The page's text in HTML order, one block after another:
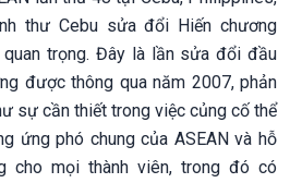
thư Cebu sửa đổi Hiến chương
trọng. Đây là lần sửa đổi đầu
được thông qua năm 2007, phản
sự cần thiết trong việc củng cố thể
ứng phó chung của ASEAN và hỗ
cho mọi thành viên, trong đó có